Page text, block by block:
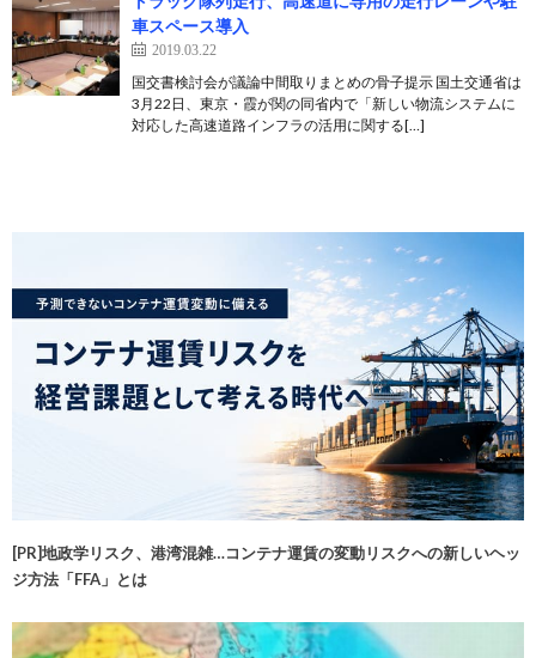
車スペース導入
2019.03.22
国交書検討会が議論中間取りまとめの骨子提示 国土交通省は
3月22日、東京・霞が関の同省内で「新しい物流システムに
対応した高速道路インフラの活用に関する[…]
[PR]地政学リスク、港湾混雑…コンテナ運賃の変動リスクへの新しいヘッ
ジ方法「FFA」とは